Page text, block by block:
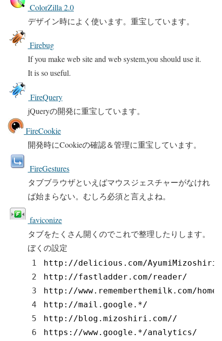
ColorZilla 2.0
デザイン時によく使います。重宝しています。
Firebug
If you make web site and web system,you should use it.
It is so useful.
FireQuery
jQueryの開発に重宝しています。
FireCookie
開発時にCookieの確認＆管理に重宝しています。
FireGestures
タブブラウザといえばマウスジェスチャーがなけれ
ば始まらない。むしろ必須と言えよね。
faviconize
タブをたくさん開くのでこれで整理したりします。
ぼくの設定
1
2
3
4
5
6
http : //delicious.com/AyumiMizoshiri
http : //fastladder.com/reader/
http : //www.rememberthemilk.com/
http : //mail.google.*/
http : //blog.mizoshiri.com//
https : //www.google.*/analytics/